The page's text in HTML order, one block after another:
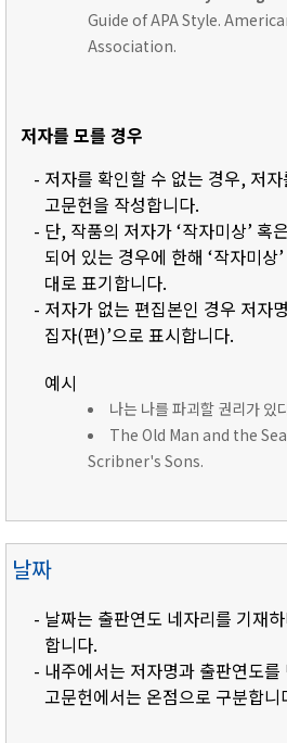
Guide of APA Style.
Association.
저자를 모를 경우
- 저자를 확인할 수 없는 경우, 저
고문헌을 작성합니다.
- 단, 작품의 저자가 ‘작자미상’ 혹
되어 있는 경우에 한해 ‘작자미
대로 표기합니다.
- 저자가 없는 편집본인 경우 저자
집자(편)’으로 표시합니다.
예시
나는 나를 파괴할 권리가 있
The Old Man and the
Scribner's Sons.
날짜
- 날짜는 출판연도 네자리를 기재
합니다.
- 내주에서는 저자명과 출판연도
고문헌에서는 온점으로 구분합니